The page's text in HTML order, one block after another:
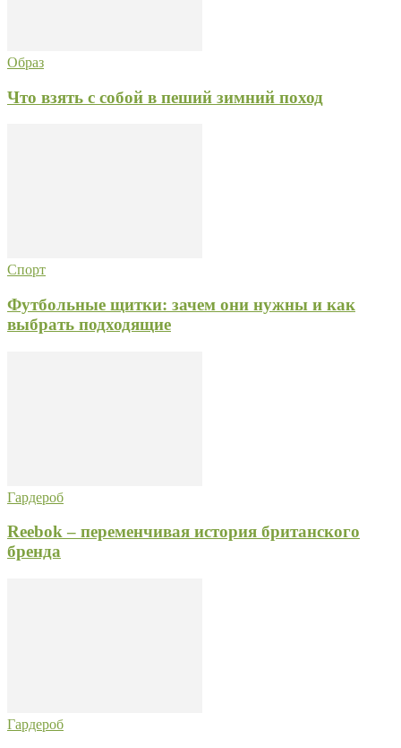
Образ
Что взять с собой в пеший зимний поход
Спорт
Футбольные щитки: зачем они нужны и как
выбрать подходящие
Гардероб
Reebok – переменчивая история британского
бренда
Гардероб